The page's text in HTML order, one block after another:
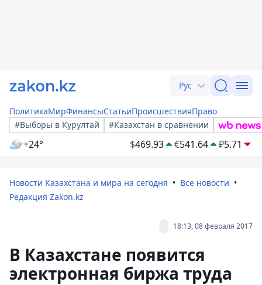
Рус
ПолитикаМирФинансыСтатьиПроисшествияПраво
#Выборы в Курултай
#Казахстан в сравнении
+24° $469.93 €541.64 ₽5.71
Новости Казахстана и мира на сегодня
Все новости
Редакция Zakon.kz
18:13, 08 февраля 2017
В Казахстане появится
электронная биржа труда